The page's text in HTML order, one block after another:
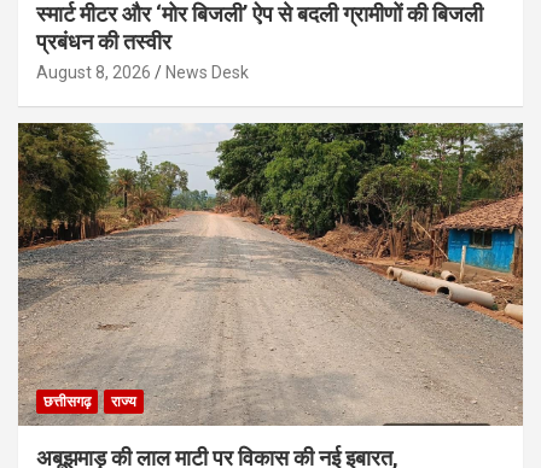
स्मार्ट मीटर और ‘मोर बिजली’ ऐप से बदली ग्रामीणों की बिजली
प्रबंधन की तस्वीर
August 8, 2026 News Desk
छत्तीसगढ़ राज्य
अबूझमाड़ की लाल माटी पर विकास की नई इबारत,